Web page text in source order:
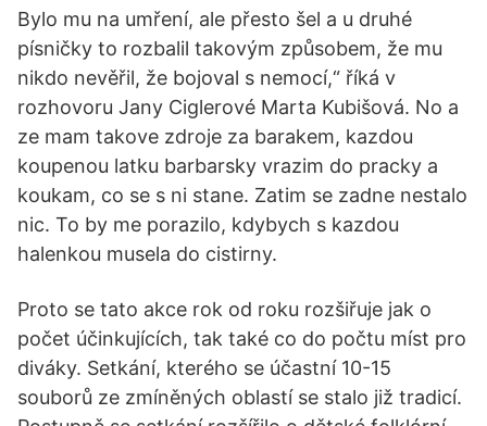
Bylo mu na umření, ale přesto šel a u druhé
písničky to rozbalil takovým způsobem, že mu
nikdo nevěřil, že bojoval s nemocí,“ říká v
rozhovoru Jany Ciglerové Marta Kubišová. No a
ze mam takove zdroje za barakem, kazdou
koupenou latku barbarsky vrazim do pracky a
koukam, co se s ni stane. Zatim se zadne nestalo
nic. To by me porazilo, kdybych s kazdou
halenkou musela do cistirny.
Proto se tato akce rok od roku rozšiřuje jak o
počet účinkujících, tak také co do počtu míst pro
diváky. Setkání, kterého se účastní 10-15
souborů ze zmíněných oblastí se stalo již tradicí.